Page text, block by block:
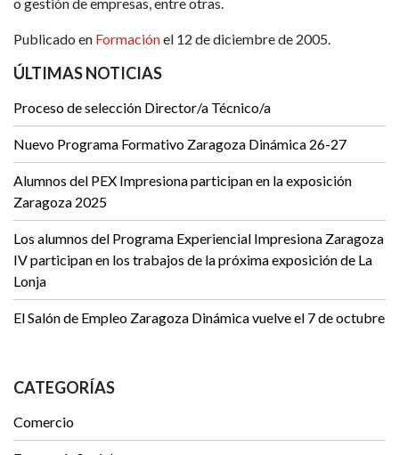
Publicado en Formaciónel 12 de diciembre de 2005.
ÚLTIMAS NOTICIAS
Proceso de selección Director/a Técnico/a
Nuevo Programa Formativo Zaragoza Dinámica 26-27
Alumnos del PEX Impresiona participan en la exposición
Zaragoza 2025
Los alumnos del Programa Experiencial Impresiona Zaragoza
IV participan en los trabajos de la próxima exposición de La
Lonja
El Salón de Empleo Zaragoza Dinámica vuelve el 7 de octubre
CATEGORÍAS
Comercio